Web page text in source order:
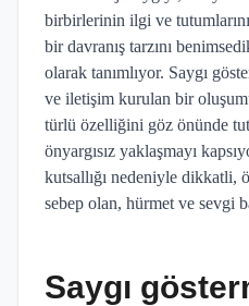
birbirlerinin ilgi ve
bir davranış tarzını
olarak tanımlıyor. Saygı
ve iletişim kurulan bir
türlü özelliğini göz önünde
önyargısız yaklaşmayı
kutsallığı nedeniyle dikkatli,
sebep olan, hürmet ve sevgi
Saygı